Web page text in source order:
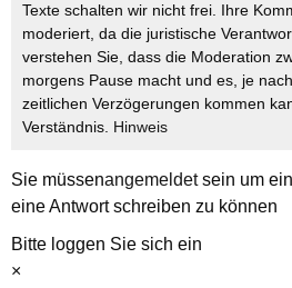
Texte schalten wir nicht frei. Ihre
moderiert, da die juristische
verstehen Sie, dass die Moderation
morgens Pause macht und es, je
zeitlichen Verzögerungen kommen
Verständnis. Hinweis
Sie müssenangemeldetsein um
eine Antwort schreiben zu können
Bitte loggen Sie sich ein
×